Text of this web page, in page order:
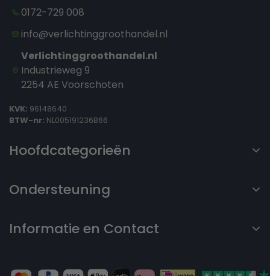
0172-729 008
info@verlichtinggroothandel.nl
Verlichtinggroothandel.nl
Industrieweg 9
2254 AE Voorschoten
KVK: 96148640
BTW-nr: NL005191236B66
Hoofdcategorieën
LED PANELEN
HIGHBAYS
Ondersteuning
Terugbetalingsbeleid
Informatie en Contact